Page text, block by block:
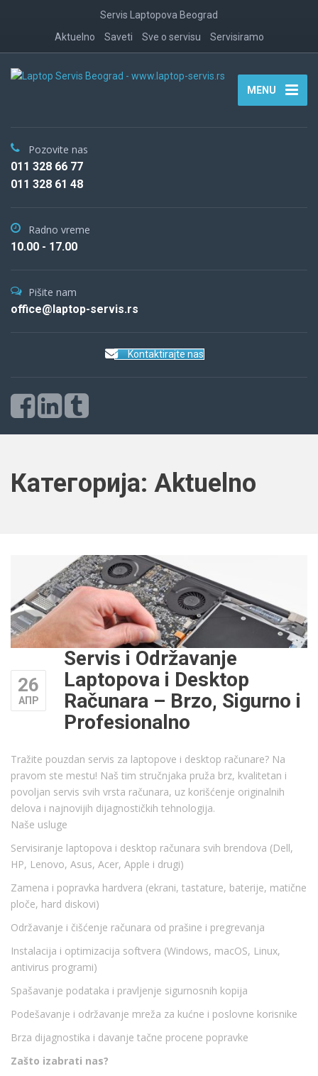
Servis Laptopova Beograd
Aktuelno
Saveti Sve o servisu Servisiramo
MENU
Pozovite nas
011 328 66 77
011 328 61 48
Radno vreme
10.00 - 17.00
Pišite nam
office@laptop-servis.rs
Kontaktirajte nas
Категорија: Aktuelno
26
АПР
Servis i Održavanje
Laptopova i Desktop
Računara – Brzo, Sigurno i
Profesionalno
Tražite pouzdan servis za laptopove i desktop računare? Na
pravom ste mestu! Naš tim stručnjaka pruža brz, kvalitetan i
povoljan servis svih vrsta računara, uz korišćenje originalnih
delova i najnovijih dijagnostičkih tehnologija.
Naše usluge
Servisiranje laptopova i desktop računara svih brendova (Dell,
HP, Lenovo, Asus, Acer, Apple i drugi)
Zamena i popravka hardvera (ekrani, tastature, baterije, matične
ploče, hard diskovi)
Održavanje i čišćenje računara od prašine i pregrevanja
Instalacija i optimizacija softvera (Windows, macOS, Linux,
antivirus programi)
Spašavanje podataka i pravljenje sigurnosnih kopija
Podešavanje i održavanje mreža za kućne i poslovne korisnike
Brza dijagnostika i davanje tačne procene popravke
Zašto izabrati nas?